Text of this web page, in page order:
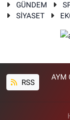
GÜNDEM
SİYASET
RSS
AYM